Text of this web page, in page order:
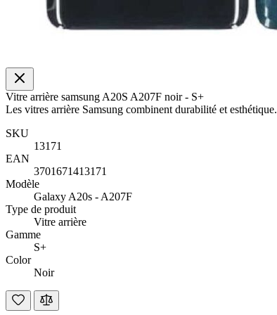
Vitre arrière samsung A20S A207F noir - S+
Les vitres arrière Samsung combinent durabilité et esthétique.
SKU
13171
EAN
3701671413171
Modèle
Galaxy A20s - A207F
Type de produit
Vitre arrière
Gamme
S+
Color
Noir